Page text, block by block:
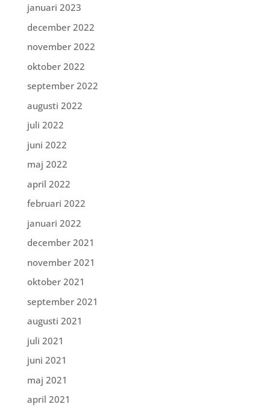
januari 2023
december 2022
november 2022
oktober 2022
september 2022
augusti 2022
juli 2022
juni 2022
maj 2022
april 2022
februari 2022
januari 2022
december 2021
november 2021
oktober 2021
september 2021
augusti 2021
juli 2021
juni 2021
maj 2021
april 2021